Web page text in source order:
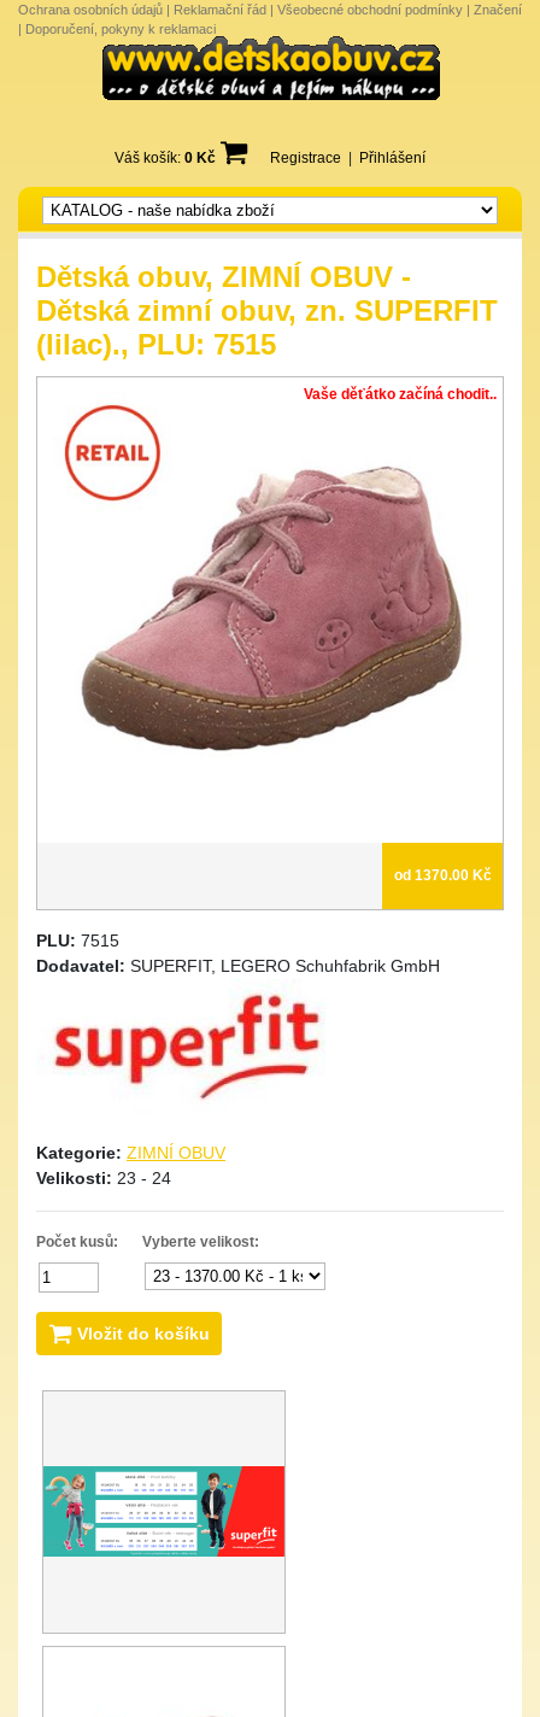
Ochrana osobních údajů | Reklamační řád | Všeobecné obchodní podmínky | Značení
| Doporučení, pokyny k reklamaci
Váš košík: 0 Kč Registrace Přihlášení
Dětská obuv, ZIMNÍ OBUV -
Dětská zimní obuv, zn. SUPERFIT
(lilac)., PLU: 7515
Vaše děťátko začíná chodit..
od 1370.00 Kč
PLU: 7515
Dodavatel: SUPERFIT, LEGERO Schuhfabrik GmbH
Kategorie: ZIMNÍ OBUV
Velikosti: 23 - 24
Počet kusů: Vyberte velikost:
Vložit do košíku